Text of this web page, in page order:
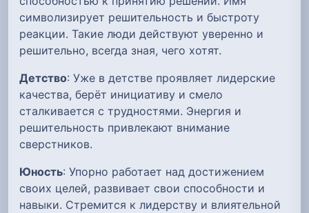
символизирует решительность и быстроту
реакции. Такие люди действуют уверенно и
решительно, всегда зная, чего хотят.
Детство: Уже в детстве проявляет лидерские
качества, берёт инициативу и смело
сталкивается с трудностями. Энергия и
решительность привлекают внимание
сверстников.
Юность: Упорно работает над достижением
своих целей, развивает свои способности и
навыки. Стремится к лидерству и влиятельной